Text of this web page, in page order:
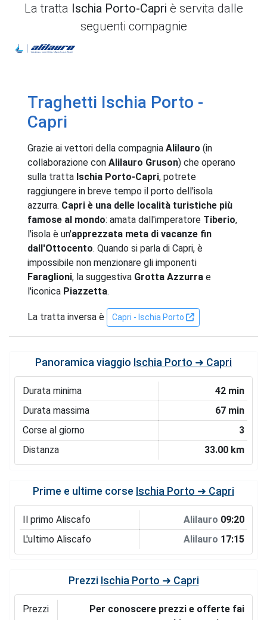
La tratta Ischia Porto-Capri è servita dalle
seguenti compagnie
Traghetti Ischia Porto -
Capri
Grazie ai vettori della compagnia Alilauro (in
collaborazione con Alilauro Gruson) che operano
sulla tratta Ischia Porto-Capri, potrete
raggiungere in breve tempo il porto dell'isola
azzurra. Capri è una delle località turistiche più
famose al mondo: amata dall'imperatore Tiberio,
l'isola è un'apprezzata meta di vacanze fin
dall'Ottocento. Quando si parla di Capri, è
impossibile non menzionare gli imponenti
Faraglioni, la suggestiva Grotta Azzurra e
l'iconica Piazzetta.
La tratta inversa è Capri - Ischia Porto
Panoramica viaggio Ischia Porto ➜ Capri
Durata minima
42 min
Durata massima
67 min
Corse al giorno
3
Distanza
33.00 km
Prime e ultime corse Ischia Porto ➜ Capri
Il primo Aliscafo Alilauro 09:20
L'ultimo Aliscafo
Alilauro 17:15
Prezzi Ischia Porto ➜ Capri
Prezzi
Per conoscere prezzi e offerte fai